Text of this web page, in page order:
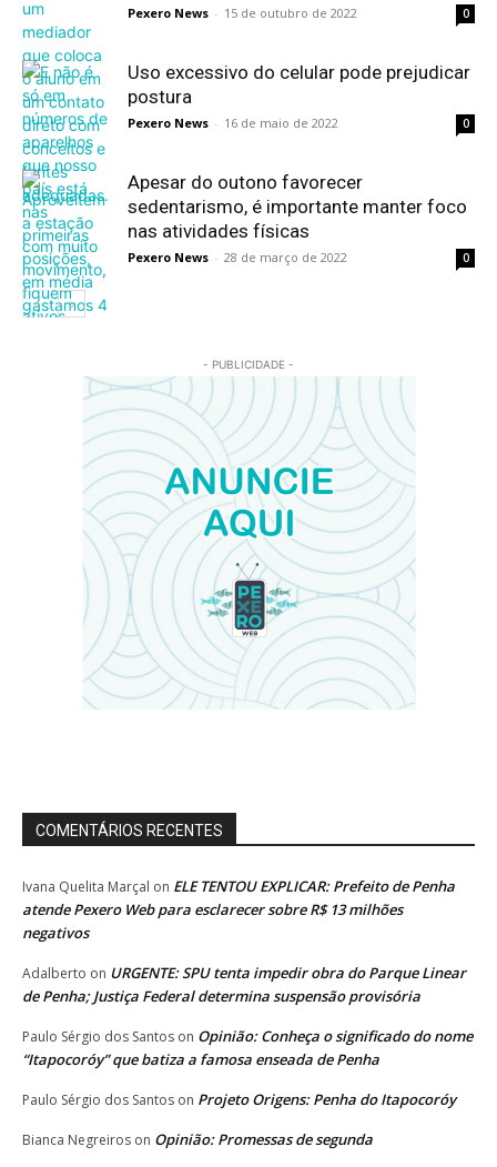
Pexero News - 15 de outubro de 2022 0
Uso excessivo do celular pode prejudicar
postura
Pexero News - 16 de maio de 2022 0
Apesar do outono favorecer
sedentarismo, é importante manter foco
nas atividades físicas
Pexero News - 28 de março de 2022 0
- PUBLICIDADE -
COMENTÁRIOS RECENTES
Ivana Quelita Marçal on ELE TENTOU EXPLICAR: Prefeito de Penha
atende Pexero Web para esclarecer sobre R$ 13 milhões
negativos
Adalberto on URGENTE: SPU tenta impedir obra do Parque Linear
de Penha; Justiça Federal determina suspensão provisória
Paulo Sérgio dos Santos on Opinião: Conheça o significado do nome
“Itapocoróy” que batiza a famosa enseada de Penha
Paulo Sérgio dos Santos on Projeto Origens: Penha do Itapocoróy
Bianca Negreiros on Opinião: Promessas de segunda